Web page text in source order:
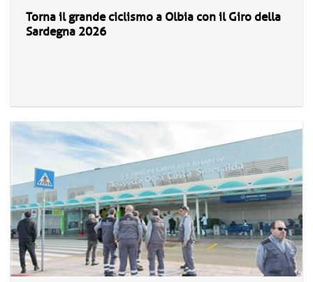
Torna il grande ciclismo a Olbia con il Giro della
Sardegna 2026